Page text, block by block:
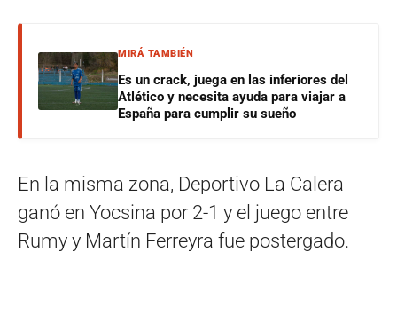
MIRÁ TAMBIÉN
Es un crack, juega en las inferiores del
Atlético y necesita ayuda para viajar a
España para cumplir su sueño
En la misma zona, Deportivo La Calera
ganó en Yocsina por 2-1 y el juego entre
Rumy y Martín Ferreyra fue postergado.